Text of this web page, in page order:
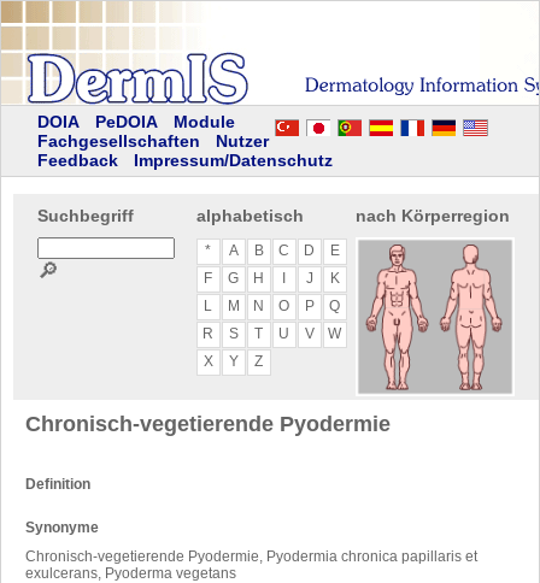
DOIA PeDOIA
Module
Fachgesellschaften
Nutzer
Feedback
Impressum/Datenschutz
Suchbegriff
🔎
alphabetisch
* A B C D
E
F
G H J
K
L
M N O P
Q
R
S T U V
W
X
Y Z
nach Körperregion
Chronisch-vegetierende Pyodermie
Definition
Synonyme
Chronisch-vegetierende Pyodermie, Pyodermia chronica papillaris et
exulcerans, Pyoderma vegetans